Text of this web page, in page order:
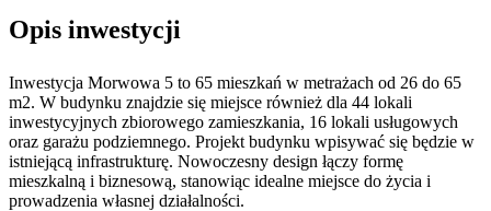
Opis inwestycji
Inwestycja Morwowa 5 to 65 mieszkań w metrażach od 26 do 65
m2. W budynku znajdzie się miejsce również dla 44 lokali
inwestycyjnych zbiorowego zamieszkania, 16 lokali usługowych
oraz garażu podziemnego. Projekt budynku wpisywać się będzie w
istniejącą infrastrukturę. Nowoczesny design łączy formę
mieszkalną i biznesową, stanowiąc idealne miejsce do życia i
prowadzenia własnej działalności.